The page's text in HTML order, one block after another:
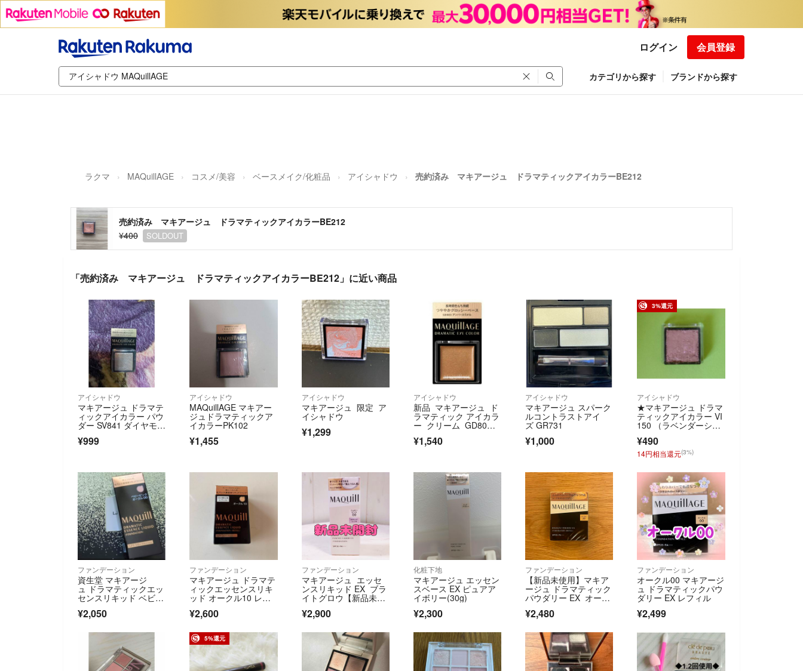
ログイン 会員登録
カテゴリから探す ブランドから探す
ラクマ MAQuillAGE コスメ/美容 ベースメイク/化粧品 アイシャドウ 売約済み マキアージュ ドラマティックアイカラーBE212
売約済み マキアージュ ドラマティックアイカラーBE212
¥400
SOLDOUT
「売約済み マキアージュ ドラマティックアイカラーBE212」に近い商品
アイシャドウ
マキアージュ ドラマテ
ィックアイカラー パウ
ダー SV841 ダイヤモン
ドシュ…
¥999
アイシャドウ
MAQuillAGE マキアー
ジュドラマティックア
イカラーPK102
¥1,455
アイシャドウ
マキアージュ 限定 ア
イシャドウ
¥1,299
アイシャドウ
新品 マキアージュ ド
ラマティック アイカラ
ー クリーム GD80
3 アンバーカラメ
ル ドラマティックア
¥1,540
アイシャドウ
マキアージュ スパーク
ルコントラストアイ
ズ GR731
¥1,000
3%還元
アイシャドウ
★マキアージュ ドラマ
ティックアイカラー VI
150 （ラベンダーシュ
ガー）★
¥490
14円相当還元(3%)
ファンデーション
資生堂 マキアージ
ュ ドラマティックエッ
センスリキッド ベビー
l)
¥2,050
ファンデーション
マキアージュ ドラマテ
ィックエッセンスリキ
ッド オークル10 レフ
¥2,600
ファンデーション
マキアージュ エッセ
ンスリキッド EX ブラ
イトグロウ【新品未開
¥2,900
化粧下地
マキアージュ エッセン
スベース EX ピュアア
イボリー(30g)
¥2,300
ファンデーション
【新品未使用】マキア
ージュ ドラマティック
パウダリー EX オーク
¥2,480
ファンデーション
オークル00 マキアージ
ュ ドラマティックパウ
ダリー EX レフィル
¥2,499
5%還元